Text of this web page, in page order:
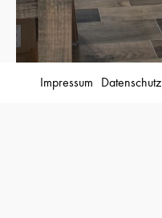
Impressum Datenschutz